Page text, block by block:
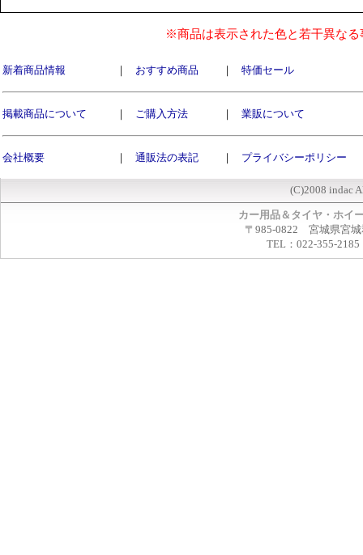
※商品は表示された色と若干異な
新着商品情報 ｜ おすすめ商品 ｜ 特価セール
掲載商品について ｜ ご購入方法 ｜ 業販について
会社概要 ｜ 通販法の表記 ｜ プライバシーポリシー
(C)2008 indac
カー用品＆タイヤ・ホイ
〒985-0822 宮城県宮城
TEL：022-355-